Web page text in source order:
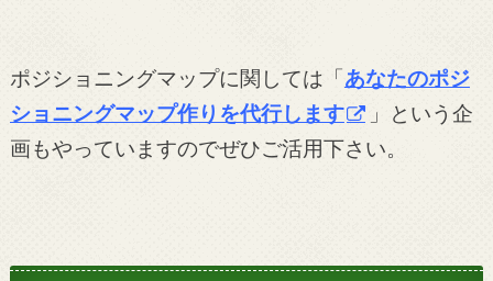
ポジショニングマップに関しては「あなたのポジ
ショニングマップ作りを代行します
」という企
画もやっていますのでぜひご活用下さい。